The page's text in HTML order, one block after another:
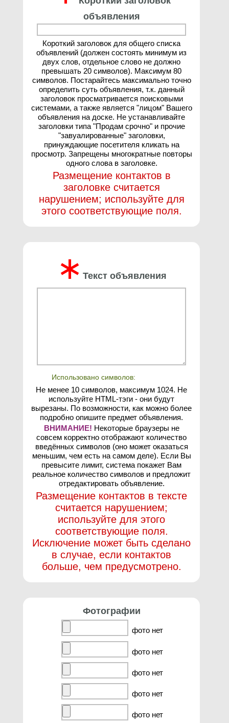
объявления
Короткий заголовок для общего списка
объявлений (должен состоять минимум из
двух слов, отдельное слово не должно
превышать 20 символов). Максимум 80
символов. Постарайтесь максимально точно
определить суть объявления, т.к. данный
заголовок просматривается поисковыми
системами, а также является "лицом" Вашего
объявления на доске. Не устанавливайте
заголовки типа "Продам срочно" и прочие
"завуалированные" заголовки,
принуждающие посетителя кликать на
просмотр. Запрещены многократные повторы
одного слова в заголовке.
Размещение контактов в
заголовке считается
нарушением; используйте для
этого соответствующие поля.
∗ Текст объявления
Использовано символов:
Не менее 10 символов, максимум 1024. Не
используйте HTML-тэги - они будут
вырезаны. По возможности, как можно более
подробно опишите предмет объявления.
ВНИМАНИЕ! Некоторые браузеры не
совсем корректно отображают количество
введённых символов (оно может оказаться
меньшим, чем есть на самом деле). Если Вы
превысите лимит, система покажет Вам
реальное количество символов и предложит
отредактировать объявление.
Размещение контактов в тексте
считается нарушением;
используйте для этого
соответствующие поля.
Исключение может быть сделано
в случае, если контактов
больше, чем предусмотрено.
Фотографии
фото нет
фото нет
фото нет
фото нет
фото нет